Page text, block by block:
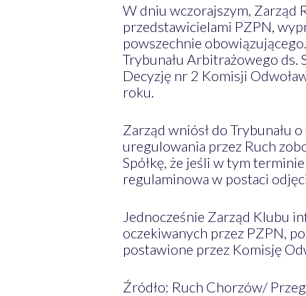
W dniu wczorajszym, Zarząd
przedstawicielami PZPN,
powszechnie
Trybunału Arbitrażowego
Decyzję nr 2 Komisji
roku.
Zarząd wniósł do Trybunału
uregulowania przez Ruch
Spółkę, że jeśli w tym
regulaminowa w postaci
Jednocześnie Zarząd Klubu
oczekiwanych przez PZPN,
postawione przez Komisję
Źródło: Ruch Chorzów/